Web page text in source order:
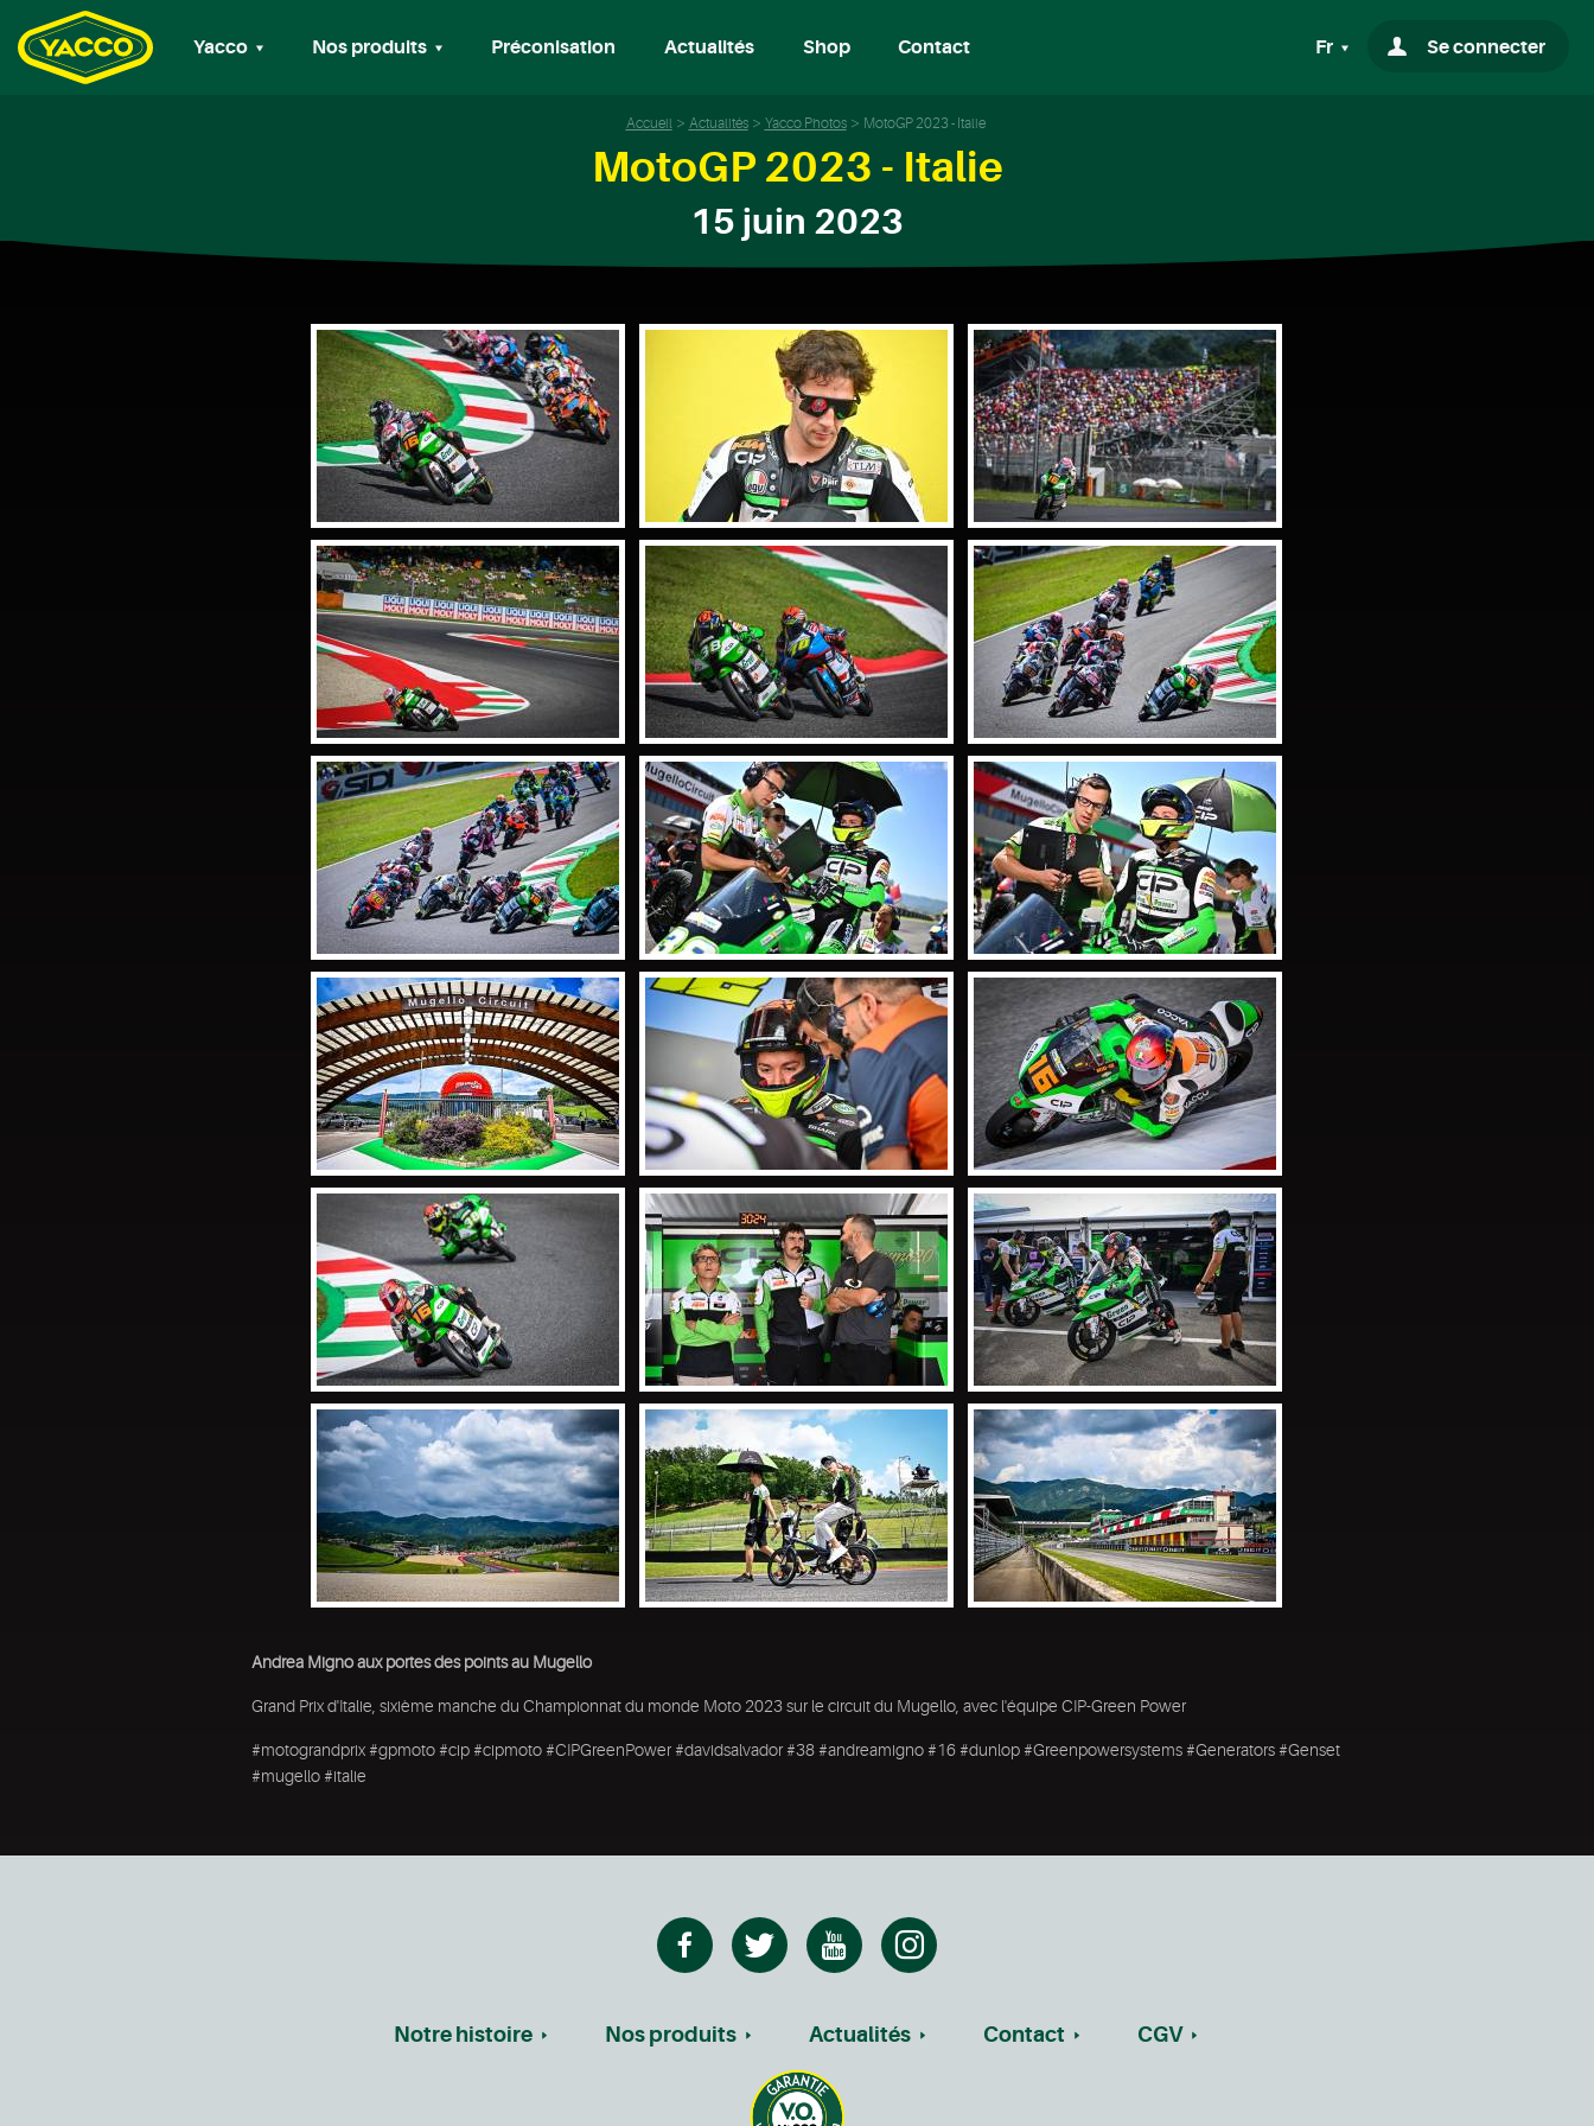
Fr Se connecter
Yacco Nos produits Préconisation Actualités Shop Contact
Accueil Actualités Yacco Photos MotoGP 2023 - Italie
MotoGP 2023 - Italie
15 juin 2023
Andrea Migno aux portes des points au Mugello
Grand Prix d'Italie, sixième manche du Championnat du monde Moto 2023 sur le circuit du Mugello, avec l'équipe CIP-Green Power
#motograndprix #gpmoto #cip #cipmoto #CIPGreenPower #davidsalvador #38 #andreamigno #16 #dunlop #Greenpowersystems #Generators #Genset
#mugello #italie
Notre histoire Nos produits Actualités Contact CGV